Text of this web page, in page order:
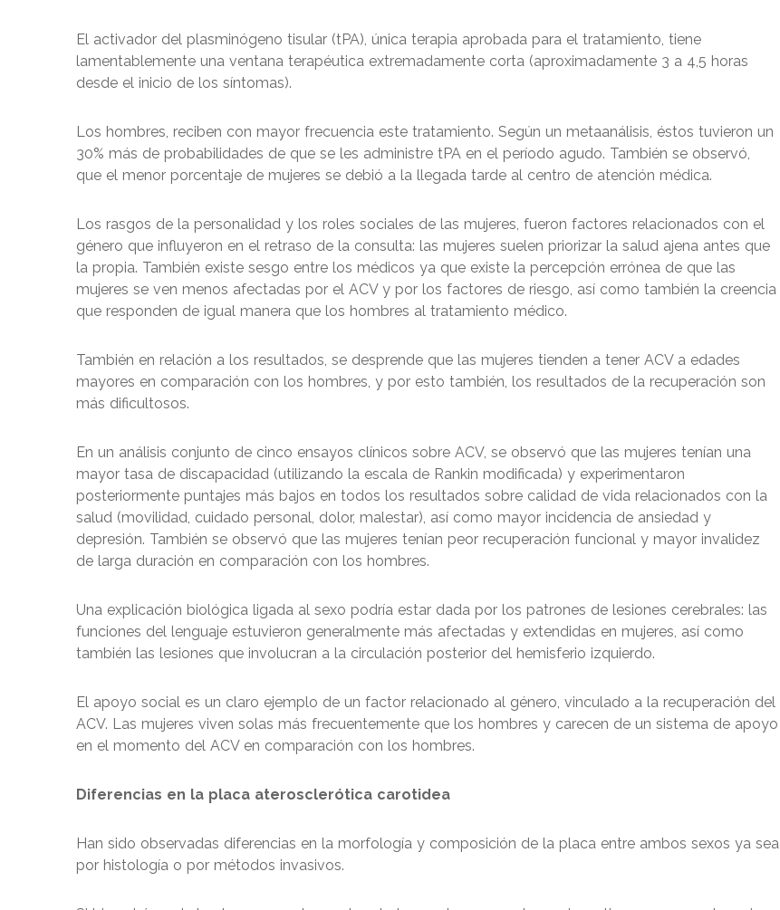
El activador del plasminógeno tisular (tPA), única terapia aprobada para el tratamiento, tiene
lamentablemente una ventana terapéutica extremadamente corta (aproximadamente 3 a 4,5 horas
desde el inicio de los síntomas).
Los hombres, reciben con mayor frecuencia este tratamiento. Según un metaanálisis, éstos tuvieron un
30% más de probabilidades de que se les administre tPA en el período agudo. También se observó,
que el menor porcentaje de mujeres se debió a la llegada tarde al centro de atención médica.
Los rasgos de la personalidad y los roles sociales de las mujeres, fueron factores relacionados con el
género que influyeron en el retraso de la consulta: las mujeres suelen priorizar la salud ajena antes que
la propia. También existe sesgo entre los médicos ya que existe la percepción errónea de que las
mujeres se ven menos afectadas por el ACV y por los factores de riesgo, así como también la creencia
que responden de igual manera que los hombres al tratamiento médico.
También en relación a los resultados, se desprende que las mujeres tienden a tener ACV a edades
mayores en comparación con los hombres, y por esto también, los resultados de la recuperación son
más dificultosos.
En un análisis conjunto de cinco ensayos clínicos sobre ACV, se observó que las mujeres tenían una
mayor tasa de discapacidad (utilizando la escala de Rankin modificada) y experimentaron
posteriormente puntajes más bajos en todos los resultados sobre calidad de vida relacionados con la
salud (movilidad, cuidado personal, dolor, malestar), así como mayor incidencia de ansiedad y
depresión. También se observó que las mujeres tenían peor recuperación funcional y mayor invalidez
de larga duración en comparación con los hombres.
Una explicación biológica ligada al sexo podría estar dada por los patrones de lesiones cerebrales: las
funciones del lenguaje estuvieron generalmente más afectadas y extendidas en mujeres, así como
también las lesiones que involucran a la circulación posterior del hemisferio izquierdo.
El apoyo social es un claro ejemplo de un factor relacionado al género, vinculado a la recuperación del
ACV. Las mujeres viven solas más frecuentemente que los hombres y carecen de un sistema de apoyo
en el momento del ACV en comparación con los hombres.
Diferencias en la placa aterosclerótica carotidea
Han sido observadas diferencias en la morfología y composición de la placa entre ambos sexos ya sea
por histología o por métodos invasivos.